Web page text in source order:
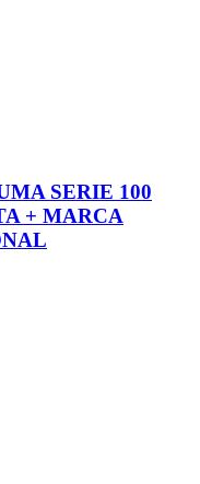
SERIE 100
+ MARCA